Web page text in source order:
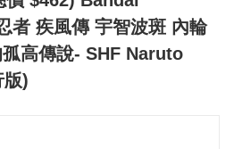
者 疾風傳 宇智波斑 內輪
高傳說- SHF Naruto
)